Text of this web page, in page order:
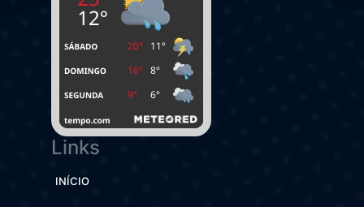
Links
INÍCIO